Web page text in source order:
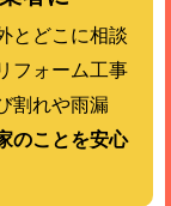
とどこに相談
フォーム工事
割れや雨漏
のことを安心